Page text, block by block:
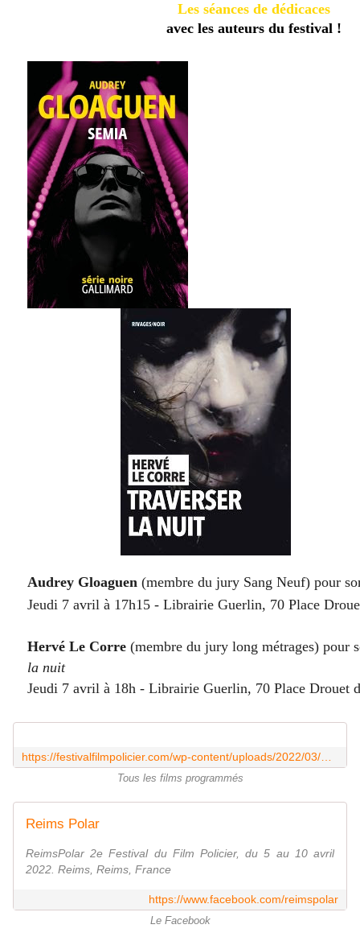
Les séances de dédicaces
avec les auteurs du festival !
Audrey Gloaguen (membre du jury Sang Neuf) pour
Jeudi 7 avril à 17h15 - Librairie Guerlin, 70 Place
Hervé Le Corre (membre du jury long métrages) pour
la nuit
Jeudi 7 avril à 18h - Librairie Guerlin, 70 Place Drouet
https://festivalfilmpolicier.com/wp-content/uploads/2022/03/PolarFilm22-Projo-28_03.pdf
Tous les films programmés
Reims Polar
ReimsPolar 2e Festival du Film Policier, du 5 au 10 avril
2022. Reims, Reims, France
https://www.facebook.com/reimspolar
Le Facebook